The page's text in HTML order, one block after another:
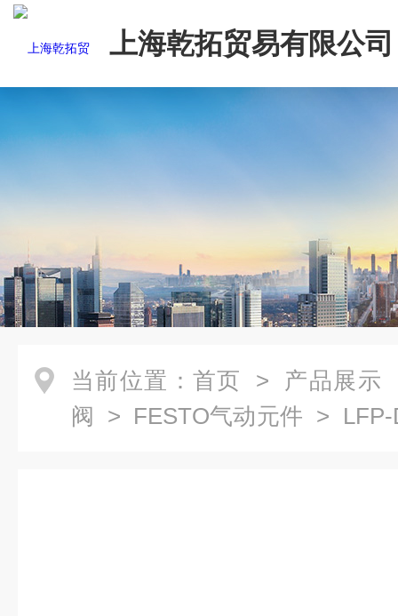
上海乾拓贸易有限公司
当前位置： 首页 > 产品展示
阀 > FESTO气动元件 > LFP-